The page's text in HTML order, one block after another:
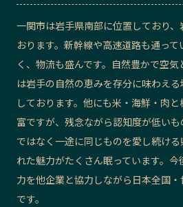
一関市は岩手県南部に位置しており
おります。新幹線や高速道路も通っ
く、物流も盛んです。自然豊かで空
は岩手の自然の恵みを存分に味わえ
しております。他にも米・海鮮・肉
富ですが、残念ながら認知度が低い
ではなく一途に同じものを愛し続け
れた魅力がたくさん眠っています。
力を他企業と協力しながら日本全国
です。